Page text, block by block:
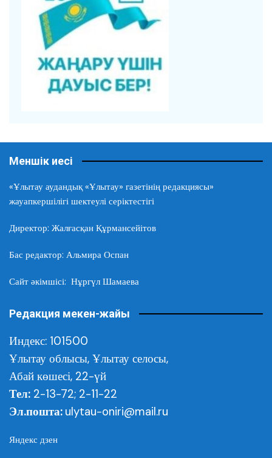
Меншік иесі
«Ұлытау аудандық «Ұлытау» газетінің редакциясы»
жауапкершілігі шектеулі серіктестігі
Директор: Жалғасқан Құрмансейітов
Бас редактор: Альмира Оспан
Сайт әкімшісі: Нұргүл Шамаева
Редакция мекен-жайы
Индекс: 101500
Ұлытау облысы, Ұлытау селосы,
Абай көшесі, 22-үй
Тел: 2-13-72; 2-11-22
Эл.пошта: ulytau-oniri@mail.ru
Яндекс дзен